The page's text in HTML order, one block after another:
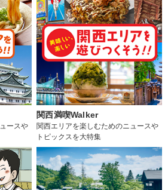
ースや
関西満喫Walker
関西エリアを楽しむためのニュースや
トピックスを大特集